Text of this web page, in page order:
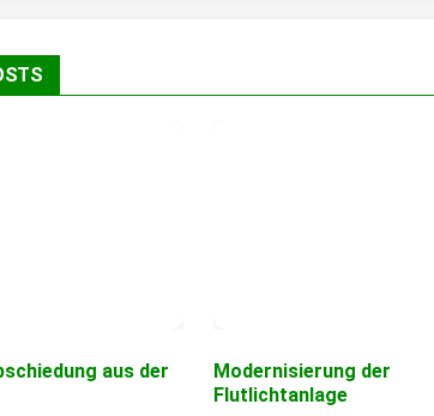
aus der
Modernisierung der
Flutlichtanlage